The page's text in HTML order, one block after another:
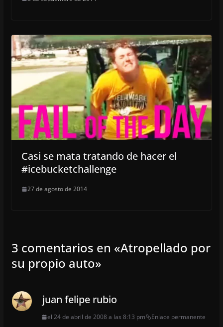
Casi se mata tratando de hacer el
#icebucketchallenge
27 de agosto de 2014
3 comentarios en «Atropellado por
su propio auto»
juan felipe rubio
el 24 de abril de 2008 a las 8:13 pm Enlace permanente